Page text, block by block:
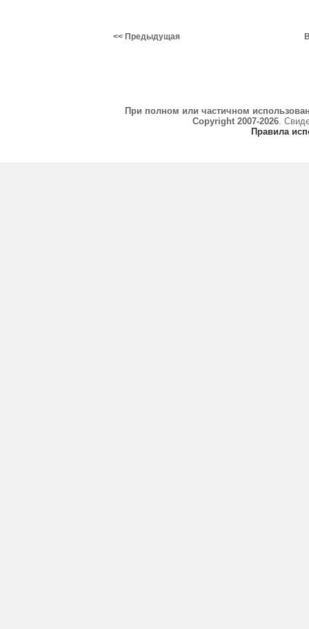
<< Предыдущая
При полном или частичном
Copyright 2007-2026.
Правила